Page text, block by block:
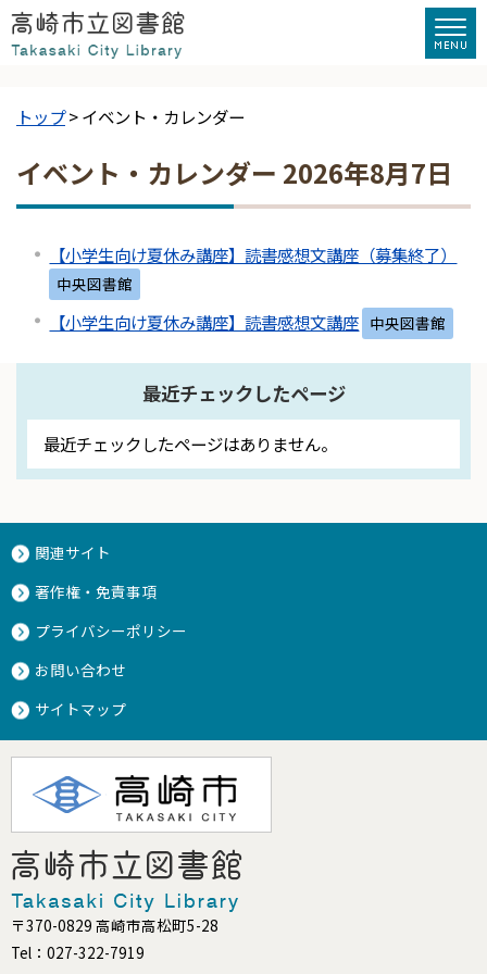
トップ> イベント・カレンダー
イベント・カレンダー 2026年8月7日
【小学生向け夏休み講座】読書感想文講座（募集終了）
中央図書館
【小学生向け夏休み講座】読書感想文講座 中央図書館
最近チェックしたページ
最近チェックしたページはありません。
関連サイト
著作権・免責事項
プライバシーポリシー
お問い合わせ
サイトマップ
〒370-0829 高崎市高松町5-28
Tel：027-322-7919